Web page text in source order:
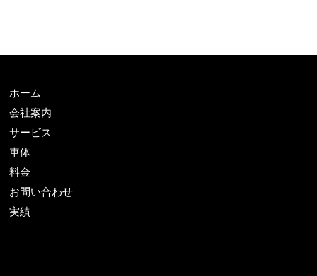
ホーム
会社案内
サービス
車体
料金
お問い合わせ
実績